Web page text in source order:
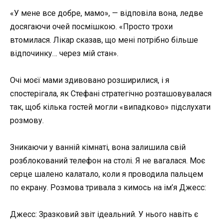
«У мене все добре, мамо», — відповіла вона, ледве
досягаючи очей посмішкою. «Просто трохи
втомилася. Лікар сказав, що мені потрібно більше
відпочинку… через мій стан».
Очі моєї мами здивовано розширилися, і я
спостерігала, як Стефані стратегічно розташовувалася
так, щоб кілька гостей могли «випадково» підслухати
розмову.
Зникаючи у ванній кімнаті, вона залишила свій
розблокований телефон на столі. Я не вагалася. Моє
серце шалено калатало, коли я проводила пальцем
по екрану. Розмова тривала з кимось на ім’я Джесс:
Джесс: Зразковий звіт ідеальний. У нього навіть є